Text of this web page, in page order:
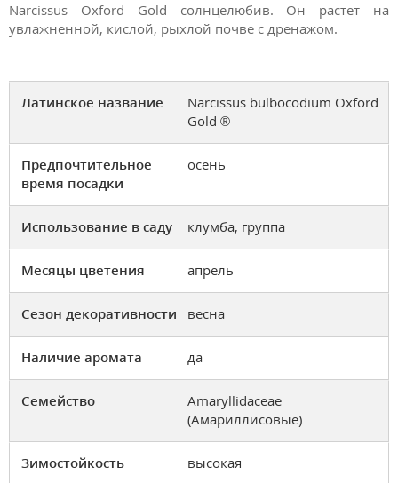
Narcissus Oxford Gold солнцелюбив. Он растет на
увлажненной, кислой, рыхлой почве с дренажом.
Латинское название
Narcissus bulbocodium Oxford
Gold ®
Предпочтительное
время посадки
осень
Использование в саду клумба, группа
Месяцы цветения апрель
Сезон декоративности весна
Наличие аромата да
Семейство
Amaryllidaceae
(Амариллисовые)
Зимостойкость высокая